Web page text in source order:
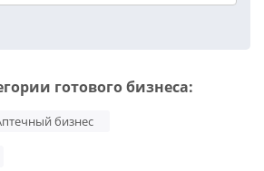
готового бизнеса:
бизнес